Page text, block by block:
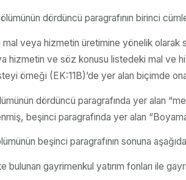
dördüncü paragrafının birinci
veya hizmetin üretimine yönelik
hizmetin ve söz konusu listedeki mal ve
örneği (EK:11B)’de yer alan biçimde
dördüncü paragrafında yer alan
beşinci paragrafında yer alan
beşinci paragrafının sonuna
bulunan gayrimenkul yatırım fonları ile